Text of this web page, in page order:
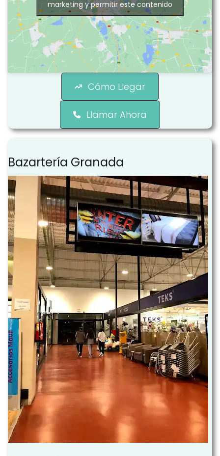
marketing y permitir este contenido
Cómo Llegar
Llamar Ahora
Bazartería Granada